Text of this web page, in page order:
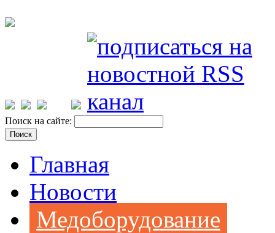
Поиск на сайте:
Главная
Новости
Медоборудование